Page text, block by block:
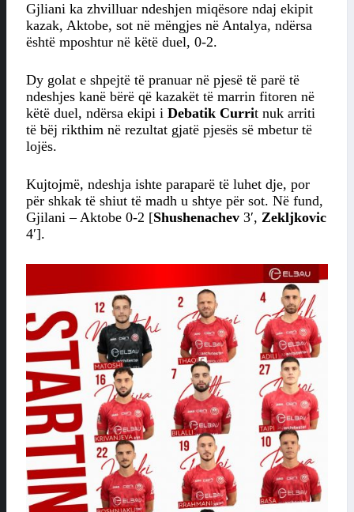
Gjliani ka zhvilluar ndeshjen miqësore ndaj ekipit
kazak, Aktobe, sot në mëngjes në Antalya, ndërsa
është mposhtur në këtë duel, 0-2.
Dy golat e shpejtë të pranuar në pjesë të parë të
ndeshjes kanë bërë që kazakët të marrin fitoren në
këtë duel, ndërsa ekipi i Debatik Currit nuk arriti
të bëj rikthim në rezultat gjatë pjesës së mbetur të
lojës.
Kujtojmë, ndeshja ishte paraparë të luhet dje, por
për shkak të shiut të madh u shtye për sot. Në fund,
Gjilani – Aktobe 0-2 [Shushenachev 3′, Zekljkovic
4′].